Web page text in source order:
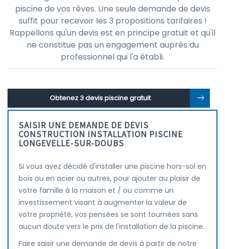
piscine de vos rêves. Une seule demande de devis
suffit pour recevoir les 3 propositions tarifaires !
Rappellons qu'un devis est en principe gratuit et qu'il
ne constitue pas un engagement auprès du
professionnel qui l'a établi.
Obtenez 3 devis piscine gratuit
SAISIR UNE DEMANDE DE DEVIS
CONSTRUCTION INSTALLATION PISCINE
LONGEVELLE-SUR-DOUBS
Si vous avez décidé d'installer une piscine hors-sol en
bois ou en acier ou autres, pour ajouter au plaisir de
votre famille à la maison et / ou comme un
investissement visant à augmenter la valeur de
votre propriété, vos pensées se sont tournées sans
aucun doute vers le prix de l'installation de la piscine.
Faire saisir une demande de devis à partir de notre